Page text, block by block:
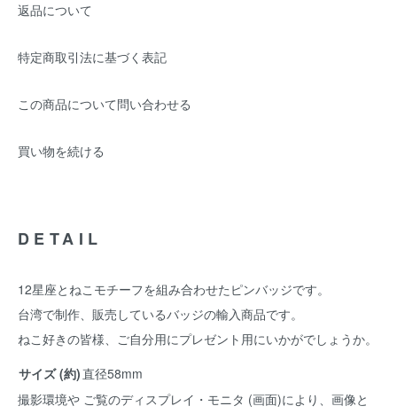
返品について
特定商取引法に基づく表記
この商品について問い合わせる
買い物を続ける
DETAIL
12星座とねこモチーフを組み合わせたピンバッジです。
台湾で制作、販売しているバッジの輸入商品です。
ねこ好きの皆様、ご自分用にプレゼント用にいかがでしょうか。
サイズ (約)直径58mm
撮影環境や ご覧のディスプレイ・モニタ (画面)により、画像と